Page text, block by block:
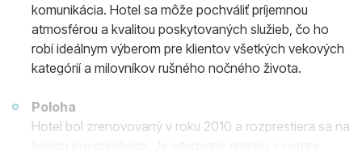
komunikácia. Hotel sa môže pochváliť príjemnou
atmosférou a kvalitou poskytovaných služieb, čo ho
robí ideálnym výberom pre klientov všetkých vekových
kategórií a milovníkov rušného nočného života.
Poloha
Hotel bol zrenovovaný v roku 2010 a rozprestiera sa na